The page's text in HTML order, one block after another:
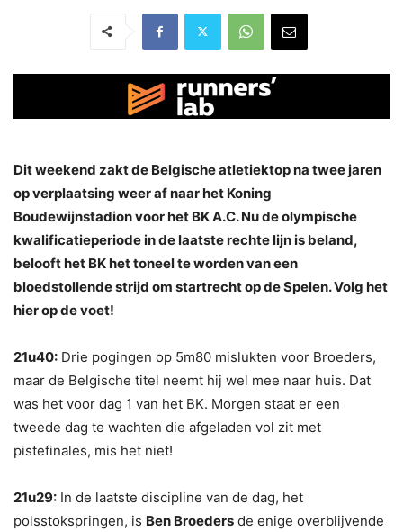
Dit weekend zakt de Belgische atletiektop na twee jaren
op verplaatsing weer af naar het Koning
Boudewijnstadion voor het BK A.C. Nu de olympische
kwalificatieperiode in de laatste rechte lijn is beland,
belooft het BK het toneel te worden van een
bloedstollende strijd om startrecht op de Spelen. Volg het
hier op de voet!
21u40: Drie pogingen op 5m80 mislukten voor Broeders,
maar de Belgische titel neemt hij wel mee naar huis. Dat
was het voor dag 1 van het BK. Morgen staat er een
tweede dag te wachten die afgeladen vol zit met
pistefinales, mis het niet!
21u29: In de laatste discipline van de dag, het
polsstokspringen, is Ben Broeders de enige overblijvende